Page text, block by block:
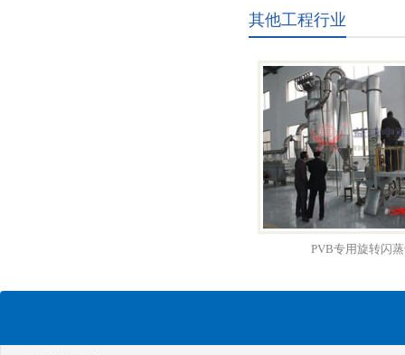
其他工程行业
PVB专用旋转闪